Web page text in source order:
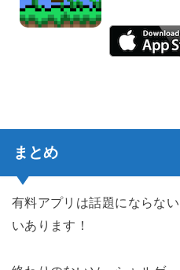
まとめ
有料アプリは話題にならな
いあります！